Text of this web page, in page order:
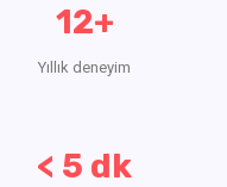
12+
Yıllık deneyim
< 5 dk